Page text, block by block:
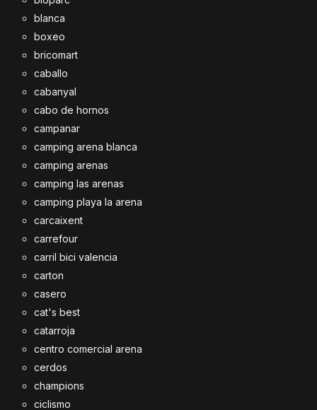
blanca
boxeo
bricomart
caballo
cabanyal
cabo de hornos
campanar
camping arena blanca
camping arenas
camping las arenas
camping playa la arena
carcaixent
carrefour
carril bici valencia
carton
casero
cat's best
catarroja
centro comercial arena
cerdos
champions
ciclismo